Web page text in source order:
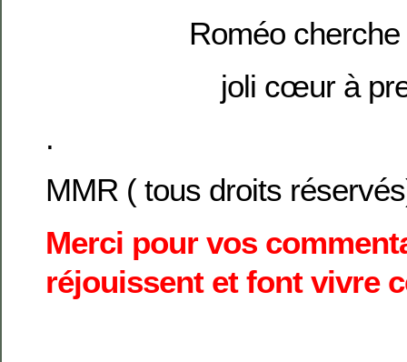
Roméo
joli cœur à
.
MMR ( tous droits
Merci pour vos
réjouissent et font vivre